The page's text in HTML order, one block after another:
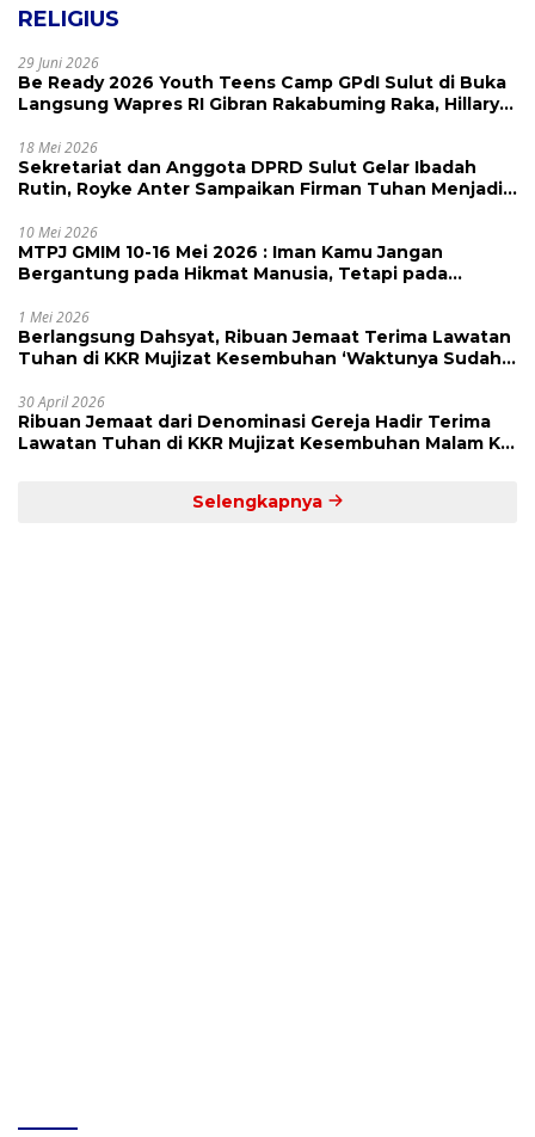
RELIGIUS
29 Juni 2026
Be Ready 2026 Youth Teens Camp GPdI Sulut di Buka
Langsung Wapres RI Gibran Rakabuming Raka, Hillary
18 Mei 2026
Sekretariat dan Anggota DPRD Sulut Gelar Ibadah
Rutin, Royke Anter Sampaikan Firman Tuhan Menjadi
10 Mei 2026
MTPJ GMIM 10-16 Mei 2026 : Iman Kamu Jangan
Bergantung pada Hikmat Manusia, Tetapi pada
1 Mei 2026
Berlangsung Dahsyat, Ribuan Jemaat Terima Lawatan
Tuhan di KKR Mujizat Kesembuhan ‘Waktunya Sudah
30 April 2026
Ribuan Jemaat dari Denominasi Gereja Hadir Terima
Lawatan Tuhan di KKR Mujizat Kesembuhan Malam Ke
Selengkapnya